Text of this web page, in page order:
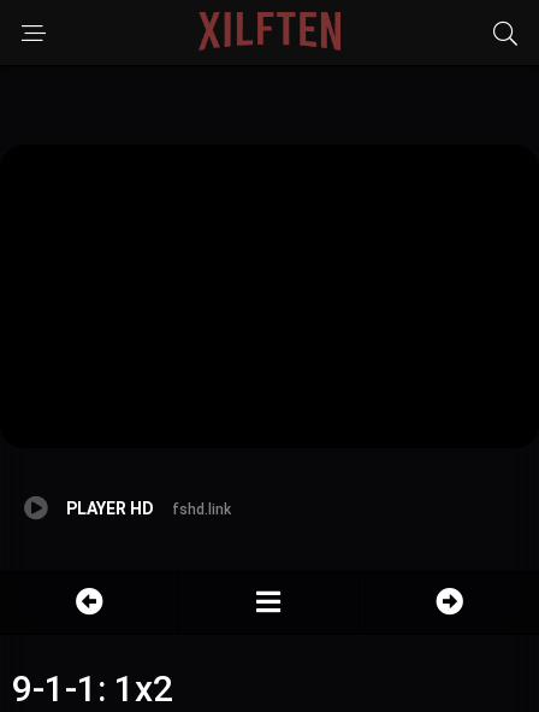
PLAYER HD fshd.link
9-1-1: 1x2